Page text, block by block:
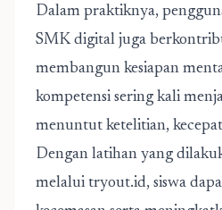
Dalam praktiknya,
SMK digital juga
membangun kesiapan
kompetensi sering kali
menuntut ketelitian,
Dengan latihan yang
melalui tryout.id, siswa